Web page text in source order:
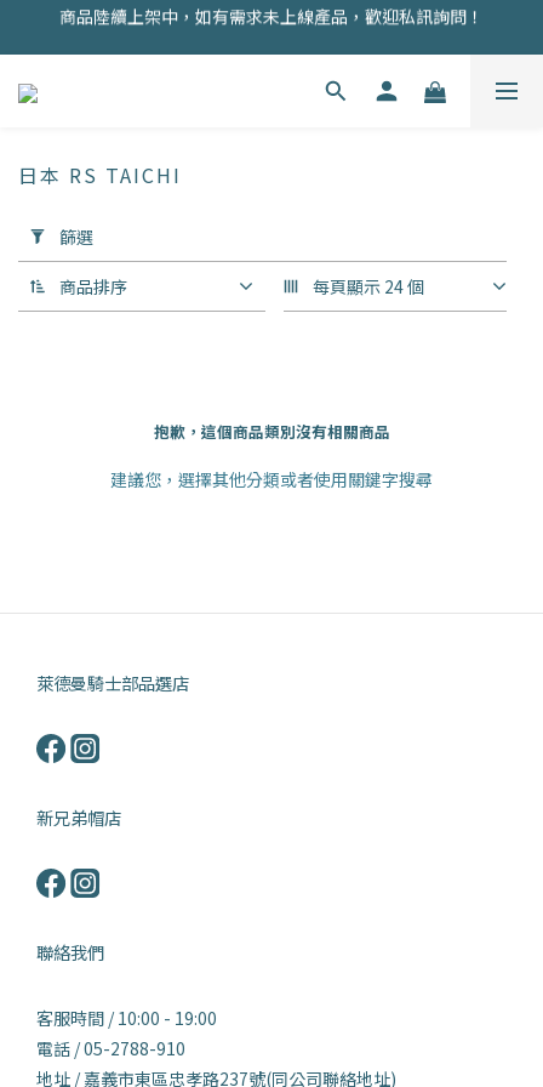
商品均為現貨，歡迎直接下單！
商品陸續上架中，如有需求未上線產品，歡迎私訊詢問！
用
篩
選
(0/20)
日本 RS TAICHI
篩選
商品排序 每頁顯示 24 個
抱歉，這個商品類別沒有相關商品
建議您，選擇其他分類或者使用關鍵字搜尋
萊德曼騎士部品選店
新兄弟帽店
聯絡我們
客服時間 / 10:00 - 19:00
電話 / 05-2788-910
地址 / 嘉義市東區忠孝路237號(同公司聯絡地址)